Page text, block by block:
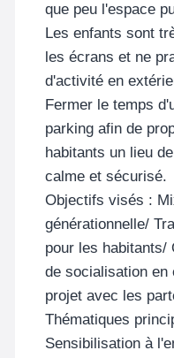
que peu l'espace
Les enfants sont
les écrans et ne
d'activité en
Fermer le temps
parking afin de
habitants un lieu
calme et sécurisé.
Objectifs visés :
générationnelle/
pour les habitants/
de socialisation en
projet avec les
Thématiques
Sensibilisation à